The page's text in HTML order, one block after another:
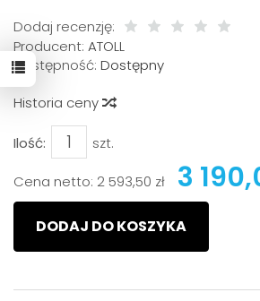
Dodaj recenzję:
Producent: ATOLL
Dostępność: Dostępny
Historia ceny
Ilość: szt.
Cena netto: 2 593,50 zł 3
DODAJ DO KOSZYKA